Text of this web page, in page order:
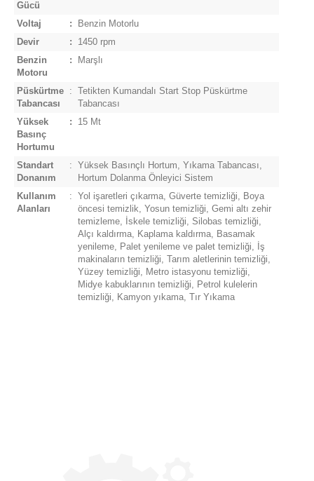
Gücü
Voltaj :
Benzin Motorlu
Devir
:
1450 rpm
Benzin
Motoru
: Marşlı
Püskürtme
Tabancası
:
Tetikten Kumandalı Start Stop Püskürtme
Tabancası
Yüksek
Basınç
Hortumu
: 15 Mt
Standart
Donanım
:
Yüksek Basınçlı Hortum, Yıkama Tabancası,
Hortum Dolanma Önleyici Sistem
Kullanım
Alanları
:
Yol işaretleri çıkarma, Güverte temizliği, Boya
öncesi temizlik, Yosun temizliği, Gemi altı zehir
temizleme, İskele temizliği, Silobas temizliği,
Alçı kaldırma, Kaplama kaldırma, Basamak
yenileme, Palet yenileme ve palet temizliği, İş
makinaların temizliği, Tarım aletlerinin temizliği,
Yüzey temizliği, Metro istasyonu temizliği,
Midye kabuklarının temizliği, Petrol kulelerin
temizliği, Kamyon yıkama, Tır Yıkama